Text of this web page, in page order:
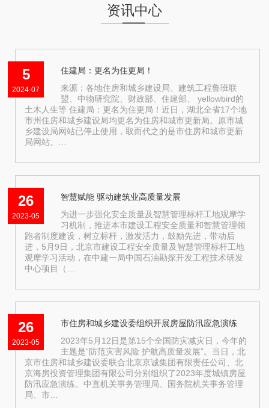
资讯中心
5
2024-07
住建局：更名为住更局！
来源：各地住房和城乡建设局、建筑工程鲁班联
盟、中物研究院、财政部、住建部、 yellowbird的
土木人生等 住建局：更名为住更局！近日，湖北全省17个地
市州住房和城乡建设局均更名为住房和城市更新局。原市城
乡建设局网站已停止使用，取而代之的是市住房和城市更新
局网站。…
26
2023-05
智慧赋能 驱动建筑业高质量发展
为进一步强化安全质量及智慧管理标杆工地观摩学
习机制，推进本市建设工程安全质量和智慧管理领
跑者制度建设，树立标杆，激发活力，鼓励先进，带动后
进，5月9日，北京市建设工程安全质量及智慧管理标杆工地
观摩学习活动，在中建一局中国石油勘探开发工程技术研发
中心项目（…
26
2023-05
市住房和城乡建设委组织开展房屋防汛应急演练
2023年5月12日是第15个全国防灾减灾日，今年的
主题是“防范灾害风险 护航高质量发展”。当日，北
京市住房和城乡建设委联合北京京诚集团有限责任公司、北
京海房投资管理集团有限公司分别组织了2023年度城镇房屋
防汛应急演练。中直机关事务管理局、国务院机关事务管理
局、市…